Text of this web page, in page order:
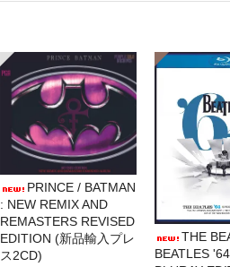
PRINCE / BATMAN
: NEW REMIX AND
REMASTERS REVISED
EDITION (新品輸入プレ
ス2CD)
THE
BEATLES